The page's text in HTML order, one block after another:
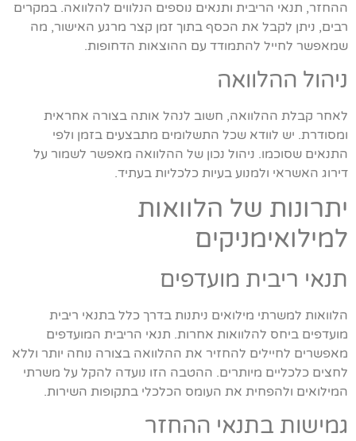
ההחזר, תנאי הריבית ותנאים נוספים הנלווים להלוואה. במקרים
רבים, ניתן לקבל את הכסף בתוך זמן קצר מרגע האישור, מה
שמאפשר לחייל להתמודד עם ההוצאות הדחופות.
ניהול ההלוואה
לאחר קבלת ההלוואה, חשוב לנהל אותה בצורה אחראית
ומסודרת. יש לוודא שכל התשלומים מתבצעים בזמן ולפי
התנאים שסוכמו. ניהול נכון של ההלוואה מאפשר לשמור על
דירוג האשראי ולמנוע בעיות כלכליות בעתיד.
יתרונות של הלוואות
למילואימניקים
תנאי ריבית מועדפים
הלוואות למשרתי מילואים ניתנות בדרך כלל בתנאי ריבית
מועדפים ביחס להלוואות אחרות. תנאי הריבית המועדפים
מאפשרים לחיילים להחזיר את ההלוואה בצורה נוחה יותר וללא
לחצים כלכליים מיותרים. ההטבה הזו נועדה להקל על משרתי
המילואים ולהפחית את העומס הכלכלי בתקופות השירות.
גמישות בתנאי ההחזר